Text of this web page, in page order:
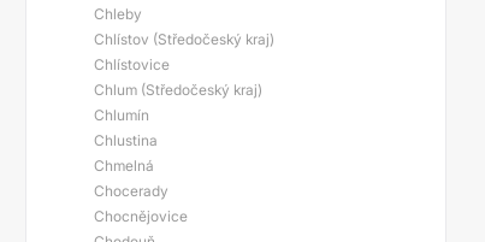
Chleby
Chlístov (Středočeský kraj)
Chlístovice
Chlum (Středočeský kraj)
Chlumín
Chlustina
Chmelná
Chocerady
Chocnějovice